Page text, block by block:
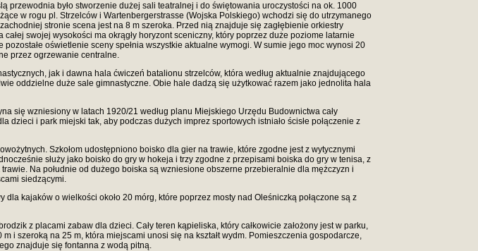
przewodnia było stworzenie dużej sali teatralnej i do świętowania uroczystości na ok. 1000
w rogu pl. Strzelców i Wartenbergerstrasse (Wojska Polskiego) wchodzi się do utrzymanego
stronie scena jest na 8 m szeroka. Przed nią znajduje się zagłębienie orkiestry
swojej wysokości ma okrągły horyzont sceniczny, który poprzez duże poziome latarnie
oświetlenie sceny spełnia wszystkie aktualne wymogi. W sumie jego moc wynosi 20
przez ogrzewanie centralne.
jak i dawna hala ćwiczeń batalionu strzelców, która według aktualnie znajdującego
oddzielne duże sale gimnastyczne. Obie hale dadzą się użytkować razem jako jednolita hala
się wzniesiony w latach 1920/21 według planu Miejskiego Urzędu Budownictwa cały
i park miejski tak, aby podczas dużych imprez sportowych istniało ścisłe połączenie z
Szkołom udostępniono boisko dla gier na trawie, które zgodne jest z wytycznymi
służy jako boisko do gry w hokeja i trzy zgodne z przepisami boiska do gry w tenisa, z
Na południe od dużego boiska są wzniesione obszerne przebieralnie dla mężczyzn i
siedzącymi.
kajaków o wielkości około 20 mórg, które poprzez mosty nad Oleśniczką połączone są z
z placami zabaw dla dzieci. Cały teren kąpieliska, który całkowicie założony jest w parku,
i szeroką na 25 m, która miejscami unosi się na kształt wydm. Pomieszczenia gospodarcze,
znajduje się fontanna z wodą pitną.